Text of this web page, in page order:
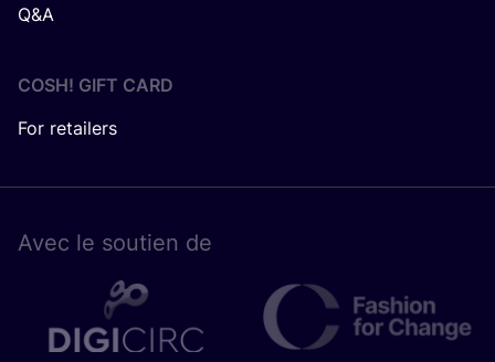
Q&A
COSH! GIFT CARD
For retailers
Avec le sou­tien de